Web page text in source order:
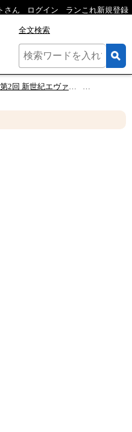
さん ログイン ランこれ新規登録
全文検索
第2回 新世紀エヴァンゲリオン 人気キャラクターランキング